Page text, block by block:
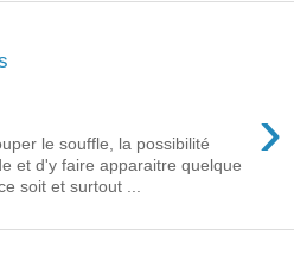
›
le souffle, la possibilité
et d'y faire apparaitre quelque
soit et surtout ...